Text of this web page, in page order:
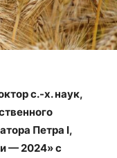
с.-х. наук,
Петра I,
— 2024» с